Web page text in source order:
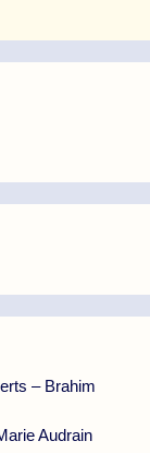
– Brahim
Audrain